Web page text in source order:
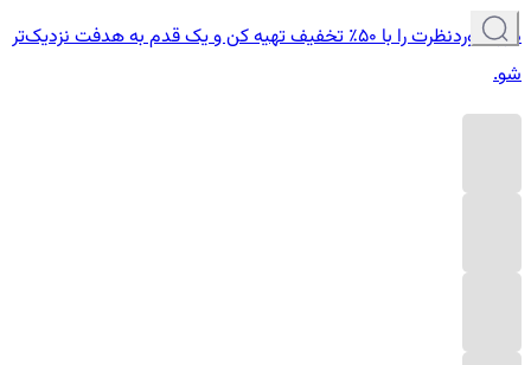
دوره موردنظرت را با ۵۰٪ تخفیف تهیه کن و یک قدم به هدفت نزدیک‌تر
شو.